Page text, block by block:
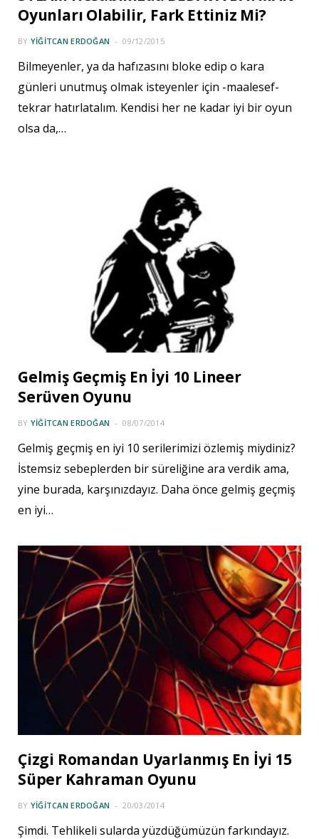
Oyunları Olabilir, Fark Ettiniz Mi?
BY YIĞITCAN ERDOĞAN 09/12/2015
Bilmeyenler, ya da hafızasını bloke edip o kara
günleri unutmuş olmak isteyenler için -maalesef-
tekrar hatırlatalım. Kendisi her ne kadar iyi bir oyun
olsa da,…
Gelmiş Geçmiş En İyi 10 Lineer
Serüven Oyunu
BY YIĞITCAN ERDOĞAN 08/07/2014
Gelmiş geçmiş en iyi 10 serilerimizi özlemiş miydiniz?
İstemsiz sebeplerden bir süreliğine ara verdik ama,
yine burada, karşınızdayız. Daha önce gelmiş geçmiş
en iyi…
Çizgi Romandan Uyarlanmış En İyi 15
Süper Kahraman Oyunu
BY YIĞITCAN ERDOĞAN 20/03/2014
Şimdi. Tehlikeli sularda yüzdüğümüzün farkındayız.